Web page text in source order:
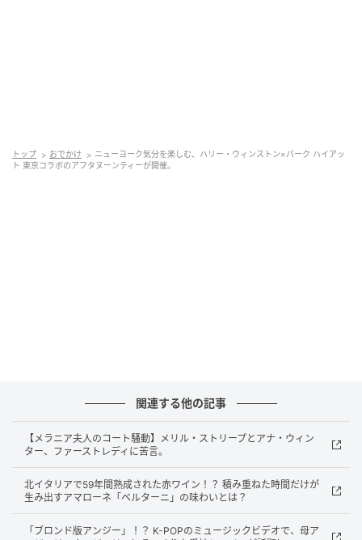
今回のアフタヌーンティーでは「HARRY WINSTONS's
New York」をテーマに、ブランドの原点であるニュー
トップ おでかけ
ニューヨーク気分を楽しむ、ハリー・ウィンストン×パーク ハイアッ
ト 東京コラボのアフタヌーンティーが開催。
関連する他の記事
【メラニア夫人のコート騒動】メリル・ストリープとアナ・ウィン
ター、ファーストレディに苦言。
北イタリアで59年間熟成された赤ワイン！？ 積み重ねた時間だけが
生み出すアマローネ「ベルターニ」の味わいとは？
「ブロンド版アンジー」！？ K-POPのミュージックビデオで、母ア